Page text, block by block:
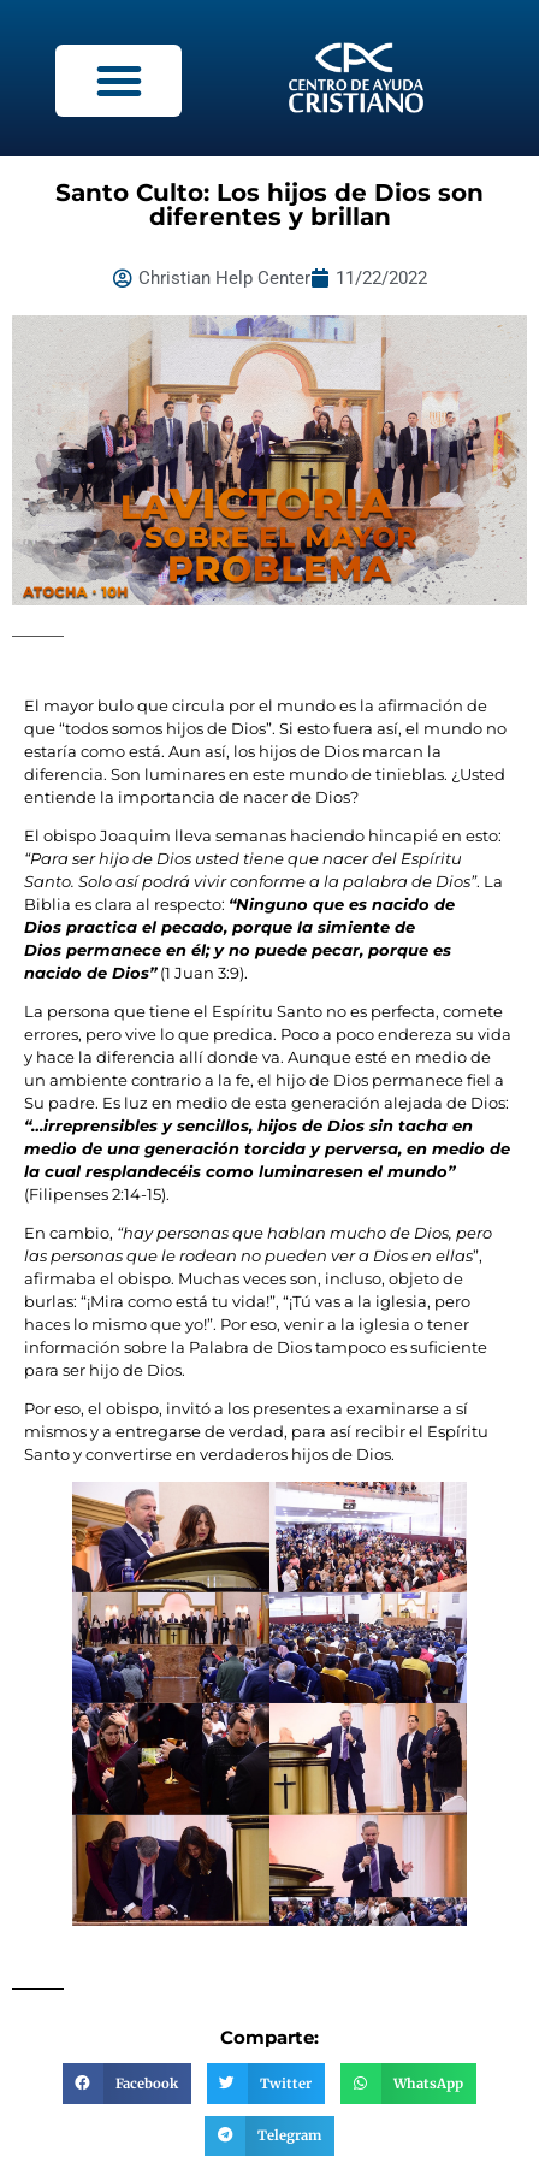
Santo Culto: Los hijos de Dios son
diferentes y brillan
Christian Help Center 11/22/2022
El mayor bulo que circula por el mundo es la afirmación de
que “todos somos hijos de Dios”. Si esto fuera así, el mundo no
estaría como está. Aun así, los hijos de Dios marcan la
diferencia. Son luminares en este mundo de tinieblas. ¿Usted
entiende la importancia de nacer de Dios?
El obispo Joaquim lleva semanas haciendo hincapié en esto:
“Para ser hijo de Dios usted tiene que nacer del Espíritu
Santo. Solo así podrá vivir conforme a la palabra de Dios”. La
Biblia es clara al respecto: “Ninguno que es nacido de
Dios practica el pecado, porque la simiente de
Dios permanece en él; y no puede pecar, porque es
nacido de Dios”(1 Juan 3:9).
La persona que tiene el Espíritu Santo no es perfecta, comete
errores, pero vive lo que predica. Poco a poco endereza su vida
y hace la diferencia allí donde va. Aunque esté en medio de
un ambiente contrario a la fe, el hijo de Dios permanece fiel a
Su padre. Es luz en medio de esta generación alejada de Dios:
“…irreprensibles y sencillos, hijos de Dios sin tacha en
medio de una generación torcida y perversa, en medio de
la cual resplandecéis como luminaresen el mundo”
(Filipenses 2:14-15).
En cambio, “hay personas que hablan mucho de Dios, pero
las personas que le rodean no pueden ver a Dios en ellas”,
afirmaba el obispo. Muchas veces son, incluso, objeto de
burlas: “¡Mira como está tu vida!”, “¡Tú vas a la iglesia, pero
haces lo mismo que yo!”. Por eso, venir a la iglesia o tener
información sobre la Palabra de Dios tampoco es suficiente
para ser hijo de Dios.
Por eso, el obispo, invitó a los presentes a examinarse a sí
mismos y a entregarse de verdad, para así recibir el Espíritu
Santo y convertirse en verdaderos hijos de Dios.
Comparte:
Facebook Twitter WhatsApp
Telegram